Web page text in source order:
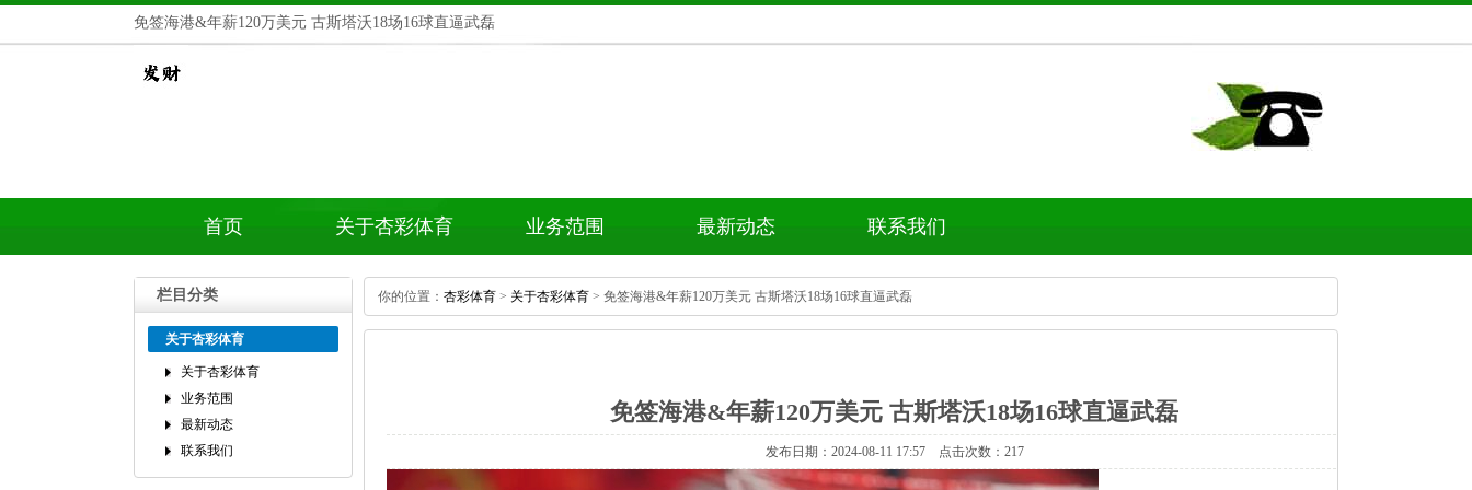
免签海港&年薪120万美元古斯塔沃18场16球直逼武磊
首页 关于杏彩体育 业务范围 最新动态 联系我们
栏目分类
关于杏彩体育
关于杏彩体育
业务范围
最新动态
联系我们
你的位置： 杏彩体育 > 关于杏彩体育 >免签海港&年薪120万美元古斯塔沃18场16球直逼武磊
免签海港&年薪120万美元古斯塔沃18场16球直逼武磊
发布日期：2024-08-1117:57点击次数：217